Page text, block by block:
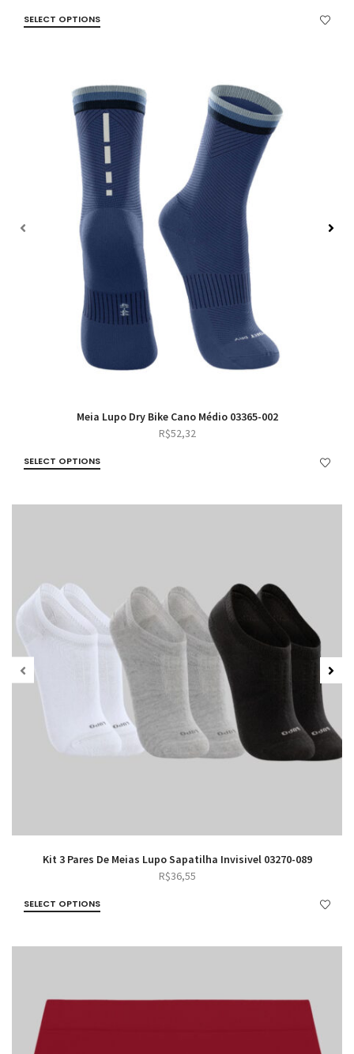
SELECT OPTIONS
Meia Lupo Dry Bike Cano Médio 03365-002
R$52,32
SELECT OPTIONS
Kit 3 Pares De Meias Lupo Sapatilha Invisivel 03270-089
R$36,55
SELECT OPTIONS